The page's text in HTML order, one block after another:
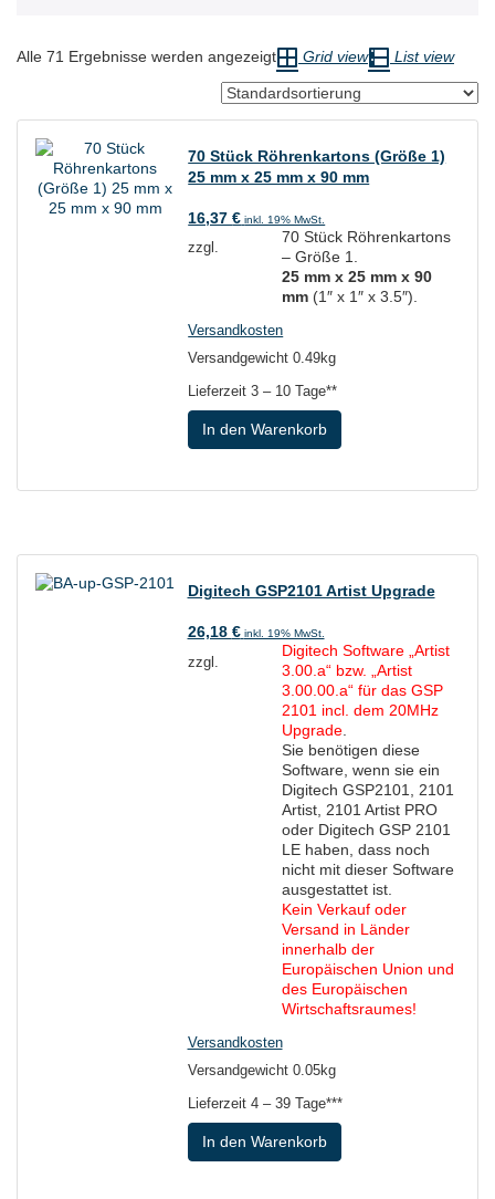
Alle 71 Ergebnisse werden angezeigt Grid view List view
70 Stück Röhrenkartons (Größe 1)
25 mm x 25 mm x 90 mm
16,37€ inkl. 19% MwSt.
70 Stück Röhrenkartons
– Größe 1.
25 mm x 25 mm x 90
mm (1″ x 1″ x 3.5″).
zzgl.
Versandkosten
Versandgewicht 0.49kg
Lieferzeit3 – 10 Tage**
In den Warenkorb
Digitech GSP2101 Artist Upgrade
26,18 € inkl. 19% MwSt.
Digitech Software „Artist
3.00.a“ bzw. „Artist
3.00.00.a“ für das GSP
2101 incl. dem 20MHz
Upgrade.
Sie benötigen diese
Software, wenn sie ein
Digitech GSP2101, 2101
Artist, 2101 Artist PRO
oder Digitech GSP 2101
LE haben, dass noch
nicht mit dieser Software
ausgestattet ist.
Kein Verkauf oder
Versand in Länder
innerhalb der
Europäischen Union und
des Europäischen
Wirtschaftsraumes!
zzgl.
Versandkosten
Versandgewicht 0.05kg
Lieferzeit 4 – 39 Tage***
In den Warenkorb